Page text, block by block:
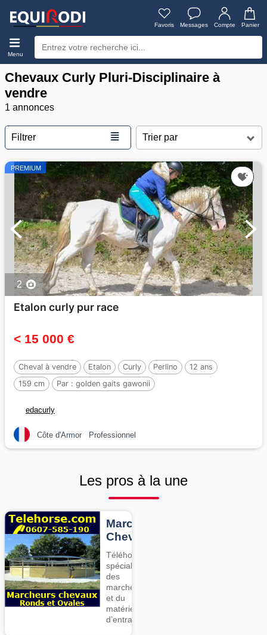
Favoris Messages Compte Panier
Menu
Chevaux Curly Pluri-Disciplinaire à
vendre
1 annonces
Filtrer ≣
PREMIUM
2
Etalon curly pur race
< 15 000 €
Cheval à vendre Etalon Curly Perlino
12 ans
159 cm
Par : golden gaits gawonii
edacurly
Côte d'Armor Professionnel
Les pros à la une
Marcheurs
Chevaux
Téléhorse,
spécialiste
des
marcheurs
et du
matériel
d’entrainement